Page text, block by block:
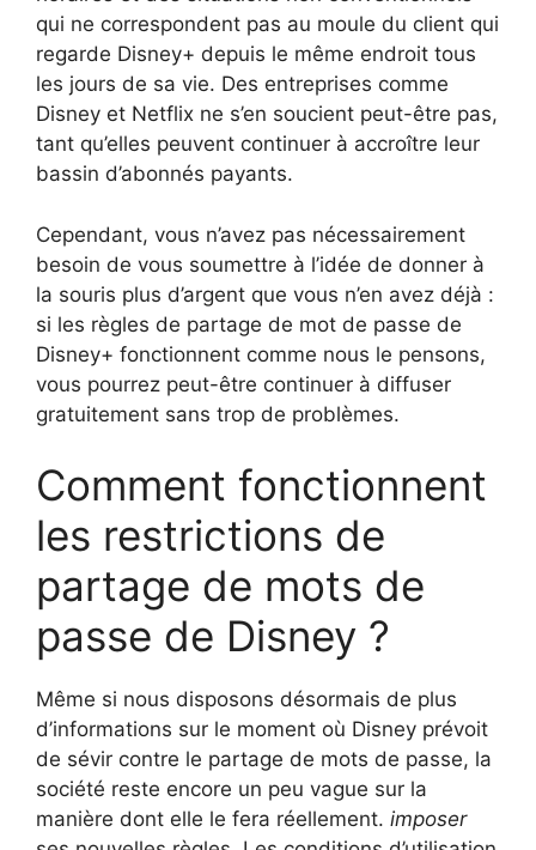
qui ne correspondent pas au moule du client qui
regarde Disney+ depuis le même endroit tous
les jours de sa vie. Des entreprises comme
Disney et Netflix ne s’en soucient peut-être pas,
tant qu’elles peuvent continuer à accroître leur
bassin d’abonnés payants.
Cependant, vous n’avez pas nécessairement
besoin de vous soumettre à l’idée de donner à
la souris plus d’argent que vous n’en avez déjà :
si les règles de partage de mot de passe de
Disney+ fonctionnent comme nous le pensons,
vous pourrez peut-être continuer à diffuser
gratuitement sans trop de problèmes.
Comment fonctionnent
les restrictions de
partage de mots de
passe de Disney ?
Même si nous disposons désormais de plus
d’informations sur le moment où Disney prévoit
de sévir contre le partage de mots de passe, la
société reste encore un peu vague sur la
manière dont elle le fera réellement. imposer